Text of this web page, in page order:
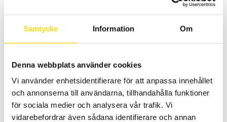
Samtycke Information Om
Denna webbplats använder cookies
Vi använder enhetsidentifierare för att anpassa innehållet
och annonserna till användarna, tillhandahålla funktioner
för sociala medier och analysera vår trafik. Vi
vidarebefordrar även sådana identifierare och annan
Biometrics Force Plate FP3
Force Plate FP3 är konstruerad för träning av övre och nedre